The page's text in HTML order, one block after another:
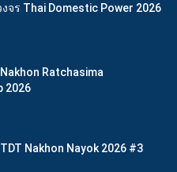
จร Thai Domestic Power 2026
Ratchasima
2026
Nakhon Nayok 2026 #3